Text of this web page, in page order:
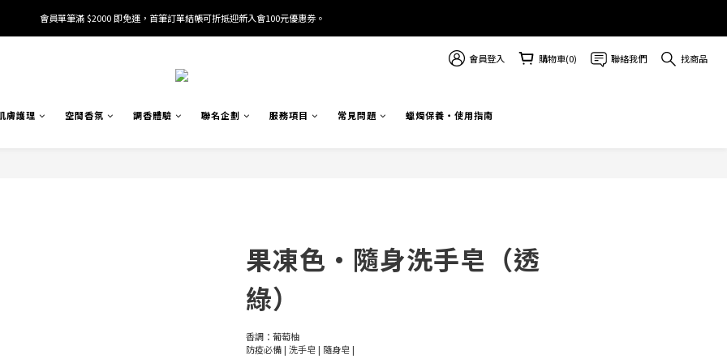
加入/驗證會員並綁定電話號碼，即可獲得百元購物金2張。
會員單筆滿 $2000 即免運，首筆訂單結帳可折抵迎新入會100元優惠劵。
會員登入 購物車(0) 聯絡我們 找商品
膚護理 空間香氛 調香體驗 聯名企劃 服務項目 常見問題 蠟燭保養・使用指南
果凍色·隨身洗手皂（透
綠）
香調：葡萄柚
防疫必備 | 洗手皂 | 隨身皂 |